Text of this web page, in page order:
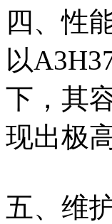
四、性
以
下，其
现出极
五、维